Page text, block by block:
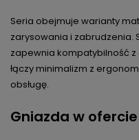
Seria obejmuje warianty
zarysowania i zabrudzenia.
zapewnia kompatybilność
łączy minimalizm z
obsługę.
Gniazda w